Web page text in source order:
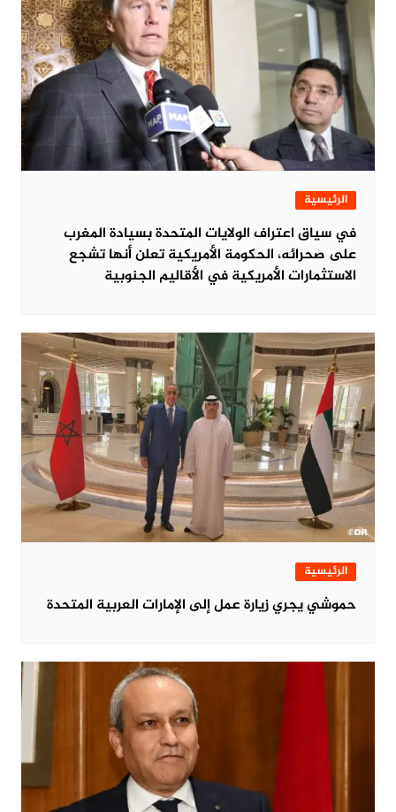
الرئيسية
في سياق اعتراف الولايات المتحدة بسيادة المغرب
على صحرائه، الحكومة الأمريكية تعلن أنها تشجع
الاستثمارات الأمريكية في الأقاليم الجنوبية
الرئيسية
حموشي يجري زيارة عمل إلى الإمارات العربية المتحدة